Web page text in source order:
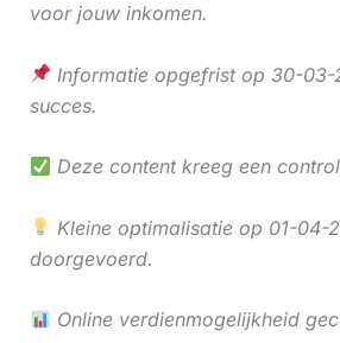
voor jouw inkomen.
Informatie opgefrist op 30-
succes.
Deze content kreeg een
Kleine optimalisatie op 01-04-
doorgevoerd.
Online verdienmogelijkheid